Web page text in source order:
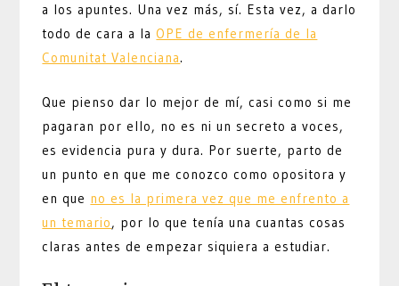
a los apuntes. Una vez más, sí. Esta vez, a darlo
todo de cara a laOPE de enfermería de la
Comunitat Valenciana.
Que pienso dar lo mejor de mí, casi como si me
pagaran por ello, no es ni un secreto a voces,
es evidencia pura y dura. Por suerte, parto de
un punto en que me conozco como opositora y
en que no es la primera vez que me enfrento a
un temario, por lo que tenía una cuantas cosas
claras antes de empezar siquiera a estudiar.